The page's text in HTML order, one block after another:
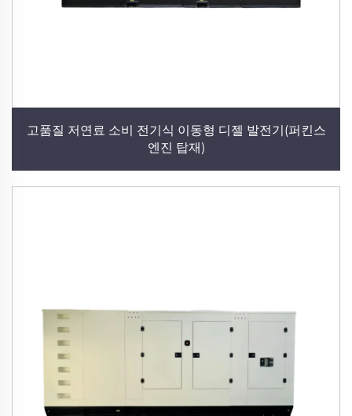
고품질 저연료 소비 전기식 이동형 디젤 발전기(퍼킨스
엔진 탑재)